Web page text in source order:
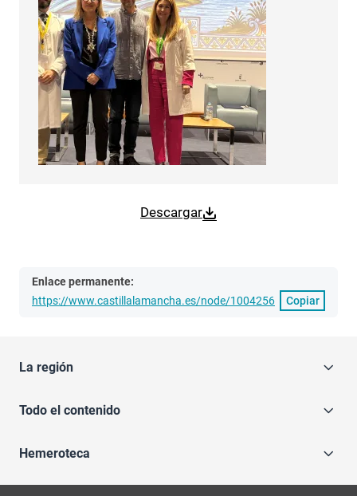
Descargar
Enlace permanente:
https://www.castillalamancha.es/node/1004256
Copiar
La región
Todo el contenido
Hemeroteca